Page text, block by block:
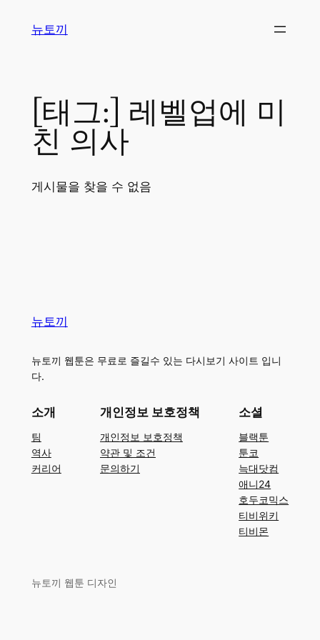
뉴토끼
[태그:] 레벨업에 미
친 의사
게시물을 찾을 수 없음
뉴토끼
뉴토끼 웹툰은 무료로 즐길수 있는 다시보기 사이트 입니
다.
소개
팀
역사
커리어
개인정보 보호정책
개인정보 보호정책
약관 및 조건
문의하기
소셜
블랙툰
툰코
늑대닷컴
애니24
호두코믹스
티비위키
티비몬
뉴토끼 웹툰 디자인